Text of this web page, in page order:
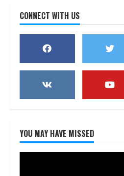
CONNECT WITH US
YOU MAY HAVE MISSED